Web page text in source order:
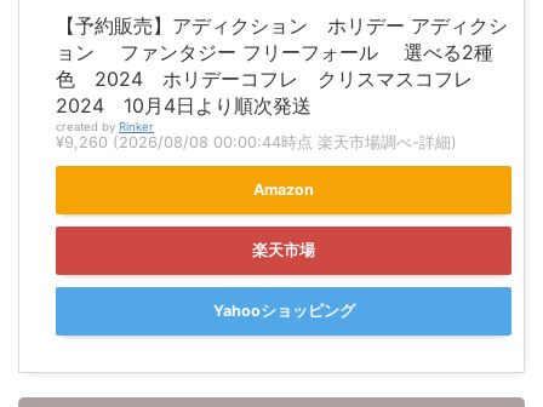
【予約販売】アディクション ホリデー アディクシ
ョン ファンタジー フリーフォール 選べる2種
色 2024 ホリデーコフレ クリスマスコフレ
2024 10月4日より順次発送
created by Rinker
¥9,260 (2026/08/08 00:00:44時点 楽天市場調べ-詳細)
Amazon
楽天市場
Yahooショッピング